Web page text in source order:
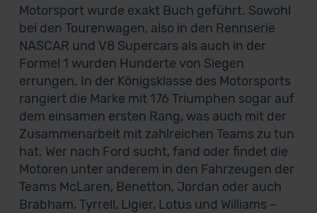
Motorsport wurde exakt Buch geführt. Sowohl
bei den Tourenwagen, also in den Rennserie
NASCAR und V8 Supercars als auch in der
Formel 1 wurden Hunderte von Siegen
errungen. In der Königsklasse des Motorsports
rangiert die Marke mit 176 Triumphen sogar auf
dem einsamen ersten Rang, was auch mit der
Zusammenarbeit mit zahlreichen Teams zu tun
hat. Wer nach Ford sucht, fand oder findet die
Motoren unter anderem in den Fahrzeugen der
Teams McLaren, Benetton, Jordan oder auch
Brabham, Tyrrell, Ligier, Lotus und Williams –